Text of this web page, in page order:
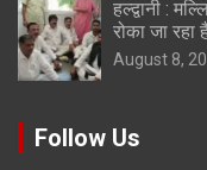
हल्द्वानी :
रोका जा रहा
August 8,
Follow Us